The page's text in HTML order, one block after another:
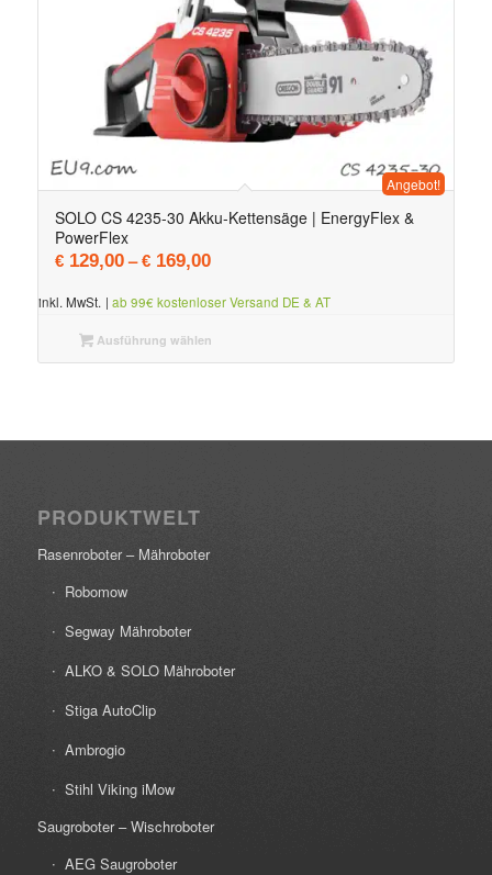
SOLO CS 4235-30 Akku-Kettensäge | EnergyFlex &
PowerFlex
€129,00–€169,00
Angebot!
inkl. MwSt. | ab 99€ kostenloser Versand DE & AT
Ausführung wählen
PRODUKTWELT
Rasenroboter – Mähroboter
Robomow
Segway Mähroboter
ALKO & SOLO Mähroboter
Stiga AutoClip
Ambrogio
Stihl Viking iMow
Saugroboter – Wischroboter
AEG Saugroboter